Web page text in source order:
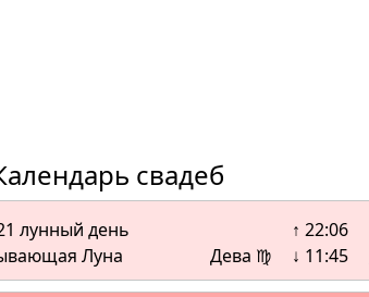
свадеб
лунный день
Луна
Дева ♍
↑ 22:06
↓ 11:45